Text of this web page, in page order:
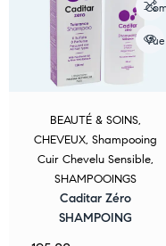
Vue
BEAUTÉ & SOINS,
CHEVEUX, Shampooing
Cuir Chevelu Sensible,
SHAMPOOINGS
Caditar Zéro
SHAMPOING